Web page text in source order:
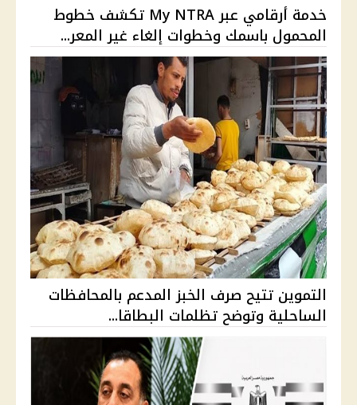
خدمة أرقامي عبر My NTRA تكشف خطوط
المحمول باسمك وخطوات إلغاء غير المعر...
التموين تتيح صرف الخبز المدعم بالمحافظات
الساحلية وتوضح تظلمات البطاقا...